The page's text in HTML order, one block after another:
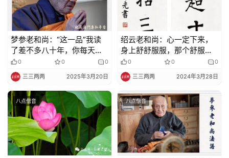
梦参老和尚：“这一品”我读
了差不多八十年，你每天不
断，就知道它的效果了
0 0 0
三三两两 2025年3月20日
绍云老和尚：心一定下来，
身上舒舒服服，那个舒服是
难以言表的
0 0 0
三三两两 2024年3月28日
八点僧音 八点僧音